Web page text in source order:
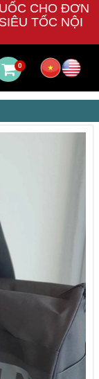
CHO ĐƠN
TỐC NỘI
0